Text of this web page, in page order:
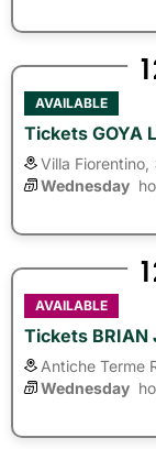
AVAILABLE
Tickets GOYA
Villa Fiorentino,
Wednesday
AVAILABLE
Tickets BRIAN
Antiche Terme
Wednesday